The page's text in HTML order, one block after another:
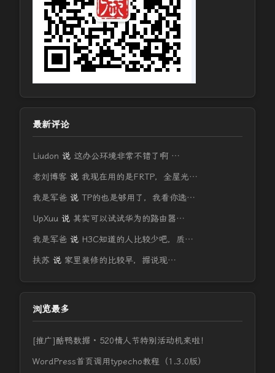
最新评论
Liudon 说 这办公环境非常不错了啊 …
老刘博客 说 我现在用的是FRTP，全屋光…
我是军爸 说 TP的也是够用了，我看你选…
UpXuu 说 其实可以试试华为的路由器…
我是军爸 说 H3C知道的人比较少吧，质…
扶苏 说 家里装修的比较早，据说现…
浏览最多
[推广]酷鸭数据 · 520情人节特别活动机来啦！
WordPress首页调用typecho教程（1.3.0版）